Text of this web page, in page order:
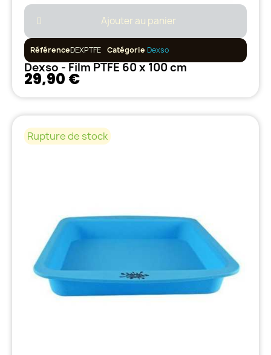
Ajouter au panier
RéférenceDEXPTFE Catégorie Dexso
Dexso - Film PTFE 60 x 100 cm
29,90 €
Rupture de stock